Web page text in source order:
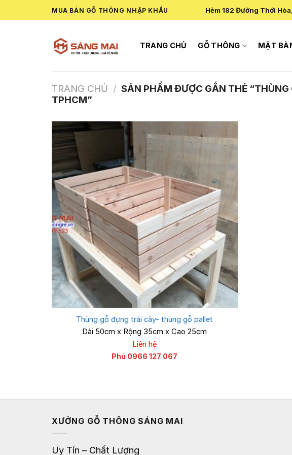
to
MUA BÁN GỖ THÔNG NHẬP KHẨU Hẻm 182 Đường Thới
TRANG CHỦ GỖ THÔNG MẶT
TRANG CHỦ / SẢN PHẨM ĐƯỢC GẮN THẺ “THÙNG
TPHCM”
Thùng gỗ đựng trái cây- thùng gỗ pallet
Dài 50cm x Rộng 35cm x Cao 25cm
Liên hệ
Phú 0966 127 067
XƯỞNG GỖ THÔNG SÁNG MAI
Uy Tín – Chất Lượng